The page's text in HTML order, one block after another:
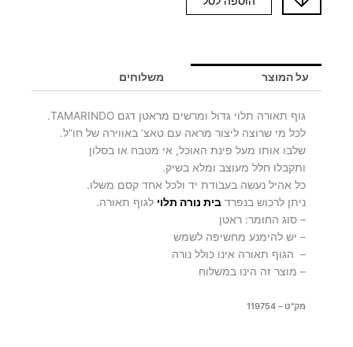
של
תלוי
TAMARINDO
על המוצר משלוחים
גוף תאורה תלוי גדול ומרשים מראטן דגם TAMARINDO.
לכל מי שרוצה ליצור מראה עם טאצ’ באווירה של חו”ל.
שלבו אותו מעל פינת האוכל, אי מטבח או בסלון
ותקבלו חלל מעוצב ומלא בשיק.
כל אהיל נעשה בעבודת יד ולכל אחד קסם משלו.
ניתן לרכוש בנפרד בית נורה תלוי לגוף תאורה.
– סוג החומר: ראטן
– יש להימנע מחשיפה לשמש
– הגוף תאורה אינו כולל נורה
– מוצר זה הינו במשלוח
מק"ט – 119754